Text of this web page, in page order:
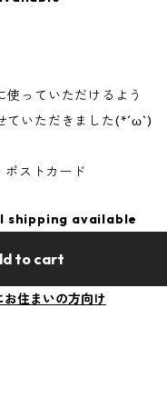
っていただけるよう
ていただきました(*´ω`)
ポストカード
shipping available
to cart
お住まいの方向け